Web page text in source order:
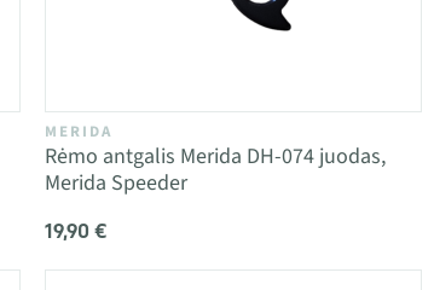
MERIDA
Rėmo antgalis Merida DH-074 juodas,
Merida Speeder
19,90 €